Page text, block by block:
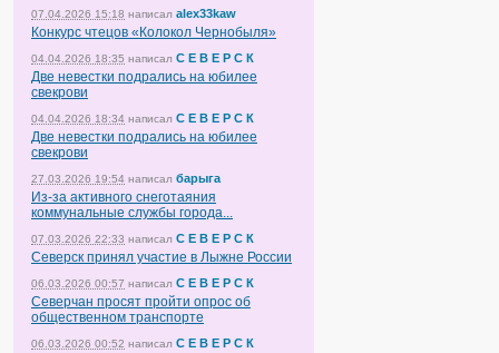
07.04.2026 15:18 написал alex33kaw
Конкурс чтецов «Колокол Чернобыля»
04.04.2026 18:35 написал С Е В Е Р С К
Две невестки подрались на юбилее
свекрови
04.04.2026 18:34 написал С Е В Е Р С К
Две невестки подрались на юбилее
свекрови
27.03.2026 19:54 написал барыга
Из-за активного снеготаяния
коммунальные службы города...
07.03.2026 22:33 написал С Е В Е Р С К
Северск принял участие в Лыжне России
06.03.2026 00:57 написал С Е В Е Р С К
Северчан просят пройти опрос об
общественном транспорте
06.03.2026 00:52 написал С Е В Е Р С К